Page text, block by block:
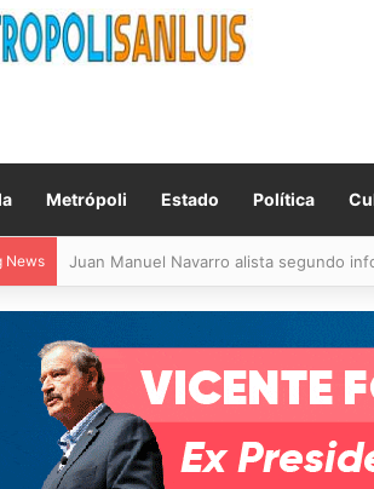
Metrópoli Estado Política
News Luis Mejía inicia diagnóstico en